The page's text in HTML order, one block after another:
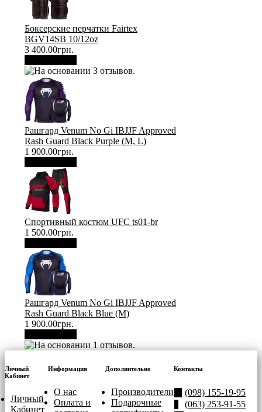
Боксерские перчатки Fairtex
BGV14SB 10/12oz
3 400.00грн.
Рашгард Venum No Gi IBJJF Approved
Rash Guard Black Purple (М, L)
1 900.00грн.
Спортивный костюм UFC ts01-br
1 500.00грн.
Рашгард Venum No Gi IBJJF Approved
Rash Guard Black Blue (М)
1 900.00грн.
Личный
Кабинет
Личный
Кабинет
Информация
О нас
Оплата и
Дополнительно
Производители
Подарочные
Контакты
(098) 155-19-95
(063) 253-91-55